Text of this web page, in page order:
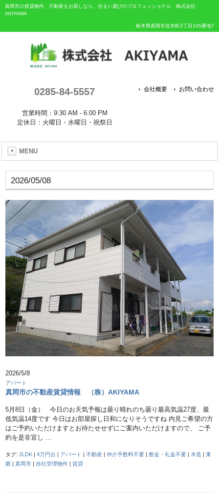
真岡市の賃貸物件、不動産をお探しなら、住まい選びのプロフェッショナル 株式会社
AKIYAMA
栃木県真岡市並木町3丁目105番地7
0285-84-5557
営業時間：9:30 AM - 6:00 PM
定休日：火曜日・水曜日・祝祭日
会社概要 お問い合わせ
MENU
2026/05/08
2026/5/8
アパート
真岡市の不動産賃貸情報 （株）AKIYAMA
5月8日（金） 今日のお天気予報は曇り晴れのち曇り最高気温27度、最
低気温14度です 今日はお部屋探し日和になりそうですね 内見ご希望の方
はご予約いただけますとお待たせせずにご案内いただけますので、 ご予
約を是非宜し …
タグ:2LDK |4万円台 | アパート |不動産 |仲介手数料不要 |敷金・礼金不要 | 木造 |東
郷 |真岡市 | 自社管理物件 |賃貸